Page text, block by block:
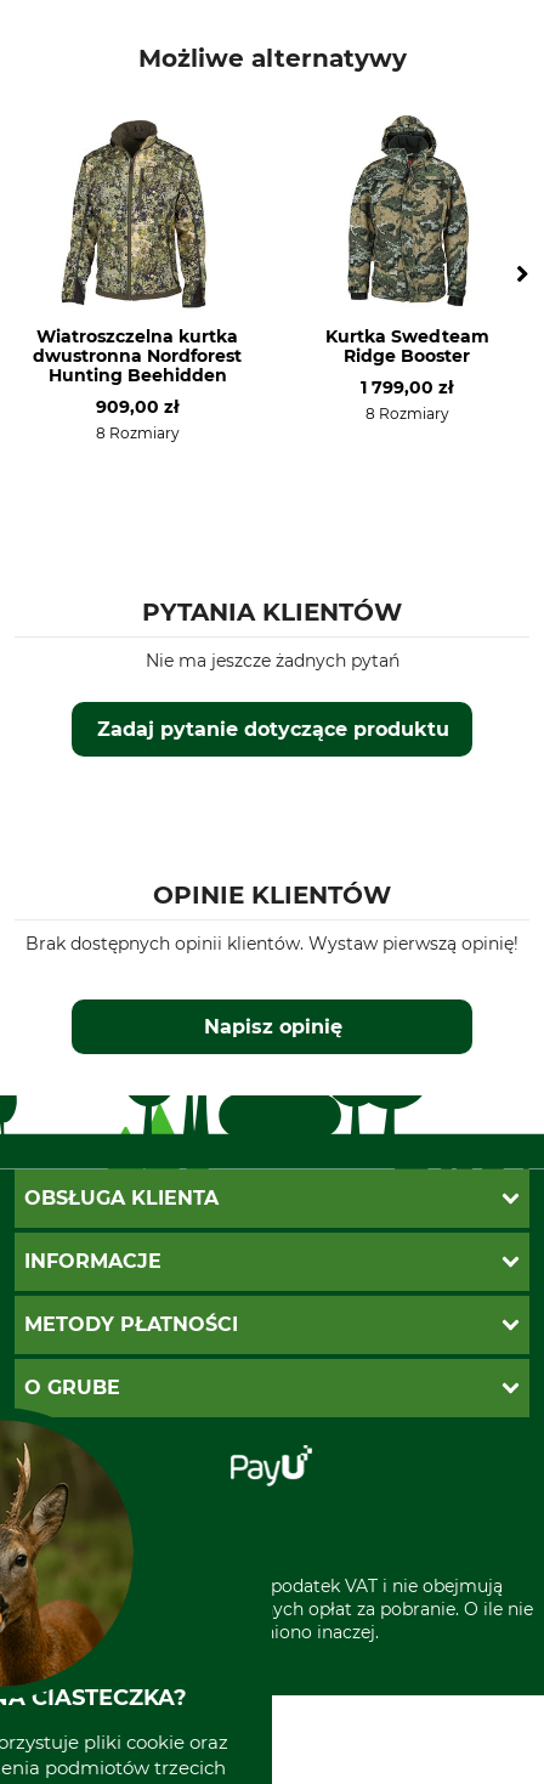
100% Poliester
100% Polichlorek winylu
Pranie kolorowe 30°
Wybielanie
Nie wybielać
Suszenie
Nie suszyć w suszarce
bębnowej
Prasowanie
Nie prasować
Profesjonalna pielęgnacja
tkanin
Nie czyścić na sucho
Możliwe alternatywy
Wiatroszczelna kurtka
dwustronna Nordforest
Hunting Beehidden
909,00 zł
8 Rozmiary
Kurtka Swedteam
Ridge Booster
1 799,00 zł
8 Rozmiary
PYTANIA KLIENTÓW
Zadaj pytanie dotyczące produktu
Nie ma jeszcze żadnych pytań
OPINIE KLIENTÓW
Brak dostępnych opinii klientów. Wystaw pierwszą opinię!
Napisz opinię
OBSŁUGA KLIENTA
Katalogi Grube
Ustawienia plików cookie
INFORMACJE
Koszty dostawy
Klauzula RODO
Odstąpienie od zamówienia
METODY PŁATNOŚCI
PayU
Za pobraniem (z dopłatą)
Polecenie zapłaty SEPA
O GRUBE
Sklep stacjonarny
Kontakt
Grube w Europie
* Wszystkie ceny zawierają podatek VAT i nie obejmują
kosztów wysyłki lub ewentualnych opłat za pobranie. O ile nie
wyszczególniono inaczej.
CIASTECZKA?
pliki cookie oraz
podmiotów trzecich